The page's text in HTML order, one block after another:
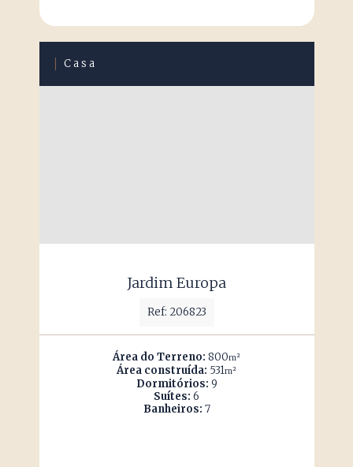
Casa
Jardim Europa
Ref: 206823
Área do Terreno: 800m²
Área construída: 531m²
Dormitórios: 9
Suítes: 6
Banheiros: 7